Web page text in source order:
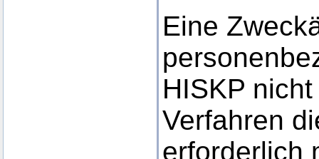
Eine
HISKP
Verfahren
erforderlich